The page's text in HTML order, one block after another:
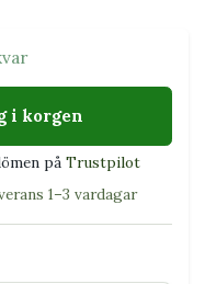
i korgen
på Trustpilot
1–3 vardagar